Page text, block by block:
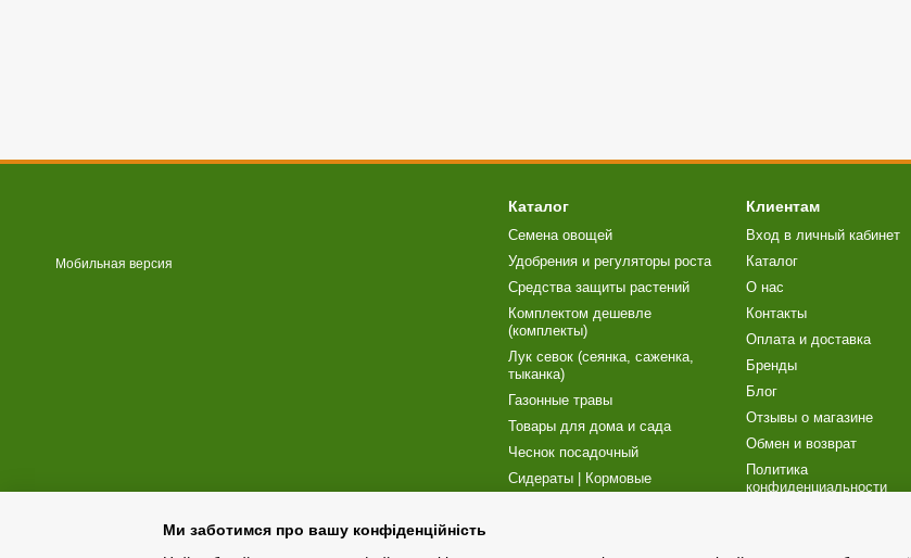
Мобильная версия
Каталог
Семена овощей
Удобрения и регуляторы роста
Cредства защиты растений
Комплектом дешевле
(комплекты)
Лук севок (сеянка, саженка,
тыканка)
Газонные травы
Товары для дома и сада
Чеснок посадочный
Сидераты | Кормовые
культуры
Клиентам
Вход в личный кабинет
Каталог
О нас
Контакты
Оплата и доставка
Бренды
Блог
Отзывы о магазине
Обмен и возврат
Политика
конфиденциальности
Ми заботимся про вашу конфіденційність